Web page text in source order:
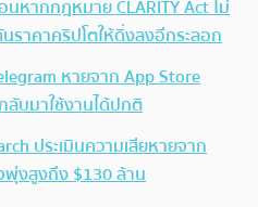
นหากกฎหมาย CLARITY Act ไม่
ราคาคริปโตให้ดิ่งลงอีกระลอก
หายจาก App Store
บมาใช้งานได้ปกติ
ประเมินความเสียหายจาก
พุ่งสูงถึง $130 ล้าน